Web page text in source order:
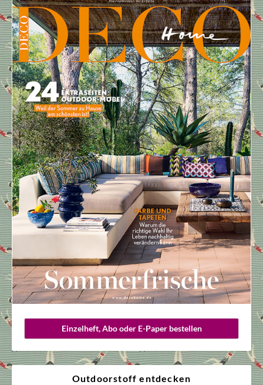
Einzelheft, Abo oder E-Paper bestellen
Outdoorstoff entdecken